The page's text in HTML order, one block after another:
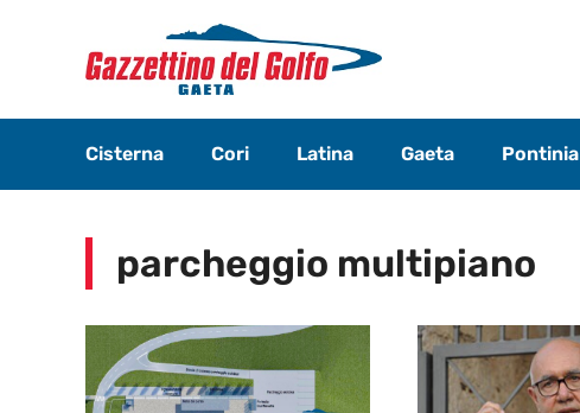
contenuto
Cisterna Cori Latina Gaeta Pontinia
parcheggio multipiano